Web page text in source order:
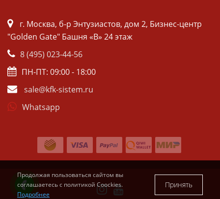
г. Москва, б-р Энтузиастов, дом 2, Бизнес-центр
"Golden Gate" Башня «B» 24 этаж
8 (495) 023-44-56
ПН-ПТ: 09:00 - 18:00
sale@kfk-sistem.ru
Whatsapp
Продолжая пользоваться сайтом вы
соглашаетесь с политикой Coockies.
Подробнее
Принять